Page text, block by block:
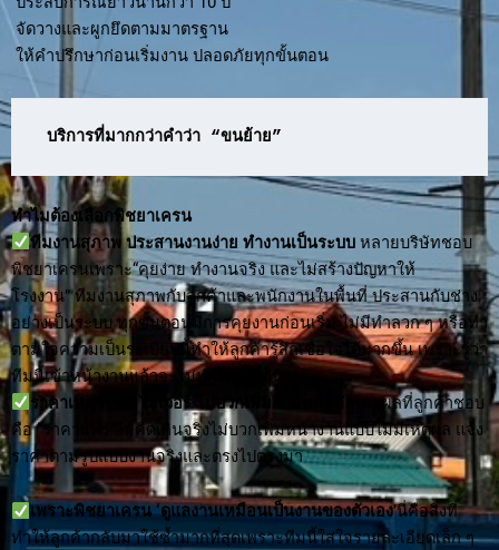
จัดวางและผูกยึดตามมาตรฐาน
ให้คำปรึกษาก่อนเริ่มงาน ปลอดภัยทุกขั้นตอน
บริการที่มากกว่าคำว่า “ขนย้าย”
ทำไมต้องเลือกพิชยาเครน
ทีมงานสุภาพ ประสานงานง่าย ทำงานเป็นระบบ หลายบริษัทชอบ
พิชยาเครนเพราะ“คุยง่าย ทำงานจริง และไม่สร้างปัญหาให้
โรงงาน” ทีมงานสุภาพกับลูกค้าและพนักงานในพื้นที่ ประสานกับช่าง
อย่างเป็นระบบ ทุกขั้นตอนมีการคุยงานก่อนเริ่ม ไม่มีทำลวก ๆ หรือทำ
ตามใจความเป็นระเบียบนี้ทำให้ลูกค้ารู้สึกเชื่อใจได้มากขึ้น เพราะรู้ว่า
ทีมนี้เข้าหน้างานแล้วจะไม่ทำให้งานวุ่นวาย
ราคาเหมาะสม ไม่เว่อร์ ไม่บวกเพิ่มภายหลัง
อีกเหตุผลที่ลูกค้าชอบ
คือ “ราคาแฟร์”ไม่คิดเกินจริงไม่บวกเพิ่มหน้างานแบบไม่มีเหตุผล แจ้ง
ราคาตามรูปแบบงานจริงและตรงไปตรงมา
เพราะพิชยาเครน ‘ดูแลงานเหมือนเป็นงานของตัวเอง’นี่คือสิ่งที่
ทำให้ลูกค้ากลับมาใช้ซ้ำมากที่สุดเพราะทีมนี้ใส่ใจรายละเอียดเล็ก ๆ